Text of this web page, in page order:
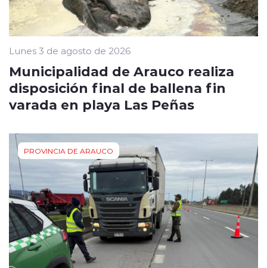
Lunes 3 de agosto de 2026
Municipalidad de Arauco realiza
disposición final de ballena fin
varada en playa Las Peñas
PROVINCIA DE ARAUCO